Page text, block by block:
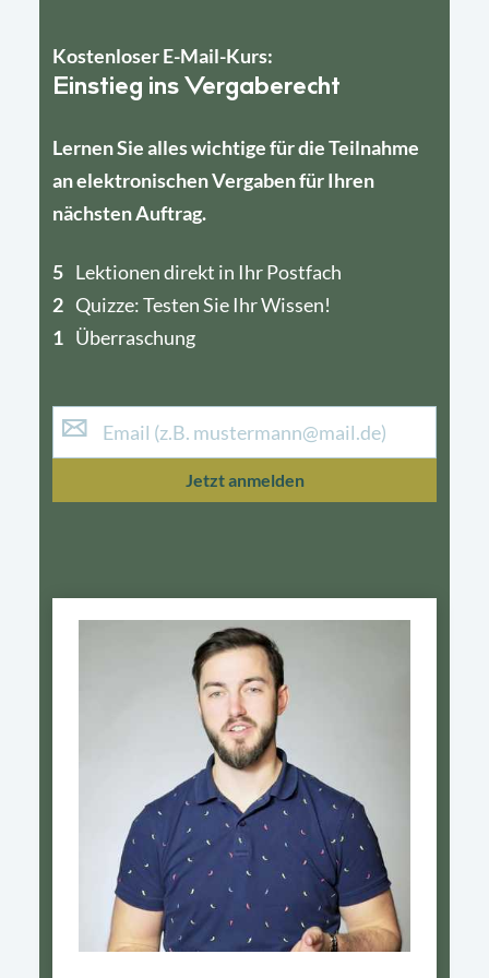
Kostenloser E-Mail-Kurs:
Einstieg ins Vergaberecht
Lernen Sie alles wichtige für die Teilnahme
an elektronischen Vergaben für Ihren
nächsten Auftrag.
5 Lektionen direkt in Ihr Postfach
2 Quizze: Testen Sie Ihr Wissen!
1 Überraschung
4
1
Jetzt anmelden